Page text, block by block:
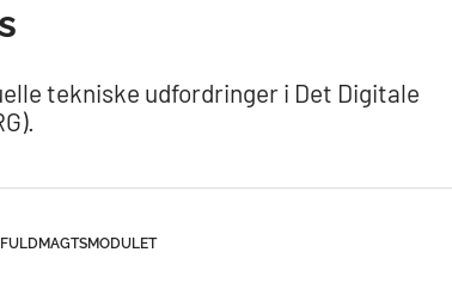
tekniske udfordringer i Det Digitale